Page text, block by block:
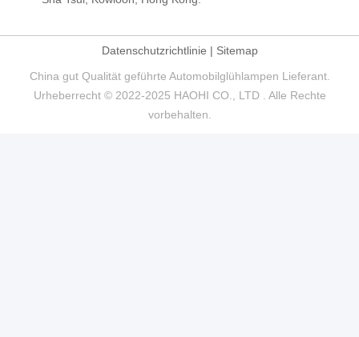
Datenschutzrichtlinie | Sitemap
China gut Qualität geführte Automobilglühlampen Lieferant.
Urheberrecht © 2022-2025 HAOHI CO., LTD . Alle Rechte
vorbehalten.